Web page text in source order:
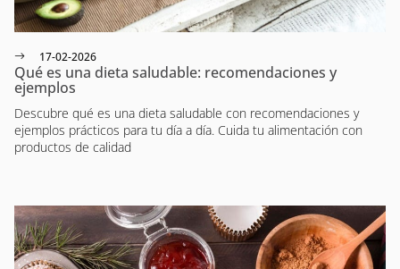
17-02-2026
Qué es una dieta saludable: recomendaciones y
ejemplos
Descubre qué es una dieta saludable con recomendaciones y
ejemplos prácticos para tu día a día. Cuida tu alimentación con
productos de calidad